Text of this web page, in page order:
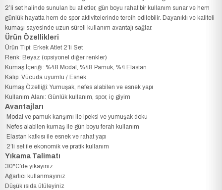
2’li set halinde sunulan bu atletler, gün boyu rahat bir kullanım sunar ve hem
günlük hayatta hem de spor aktivitelerinde tercih edilebilir. Dayanıklı ve kaliteli
kumaşı sayesinde uzun süreli kullanım avantajı sağlar.
Ürün Özellikleri
Ürün Tipi: Erkek Atlet 2’li Set
Renk: Beyaz (opsiyonel diğer renkler)
Kumaş İçeriği: %48 Modal, %48 Pamuk, %4 Elastan
Kalıp: Vücuda uyumlu / Esnek
Kumaş Özelliği: Yumuşak, nefes alabilen ve esnek yapı
Kullanım Alanı: Günlük kullanım, spor, iç giyim
Avantajları
Modal ve pamuk karışımı ile ipeksi ve yumuşak doku
Nefes alabilen kumaş ile gün boyu ferah kullanım
Elastan katkısı ile esnek ve rahat yapı
2’li set ile ekonomik ve pratik kullanım
Yıkama Talimatı
30°C’de yıkayınız
Ağartıcı kullanmayınız
Düşük ısıda ütüleyiniz